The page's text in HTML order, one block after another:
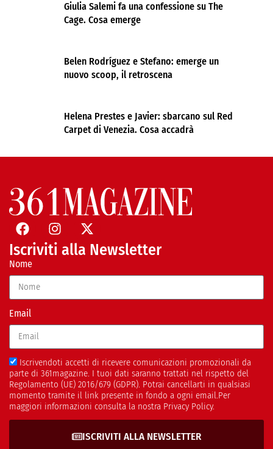
Giulia Salemi fa una confessione su The
Cage. Cosa emerge
Belen Rodríguez e Stefano: emerge un
nuovo scoop, il retroscena
Helena Prestes e Javier: sbarcano sul Red
Carpet di Venezia. Cosa accadrà
Iscriviti alla Newsletter
Nome
Email
Iscrivendoti accetti di ricevere comunicazioni promozionali da
parte di 361magazine. I tuoi dati saranno trattati nel rispetto del
Regolamento (UE) 2016/679 (GDPR). Potrai cancellarti in qualsiasi
momento tramite il link presente in fondo a ogni email.Per
maggiori informazioni consulta la nostra Privacy Policy.
ISCRIVITI ALLA NEWSLETTER